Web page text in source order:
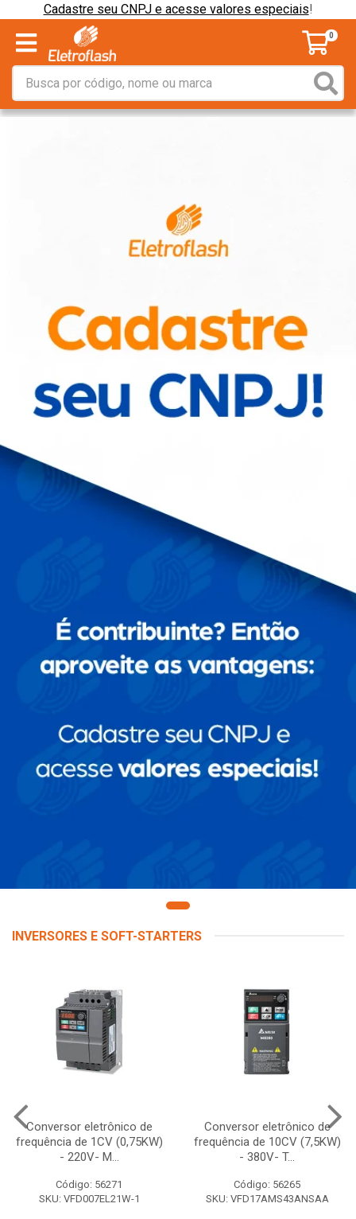
Cadastre seu CNPJ e acesse valores especiais!
0
INVERSORES E SOFT-STARTERS
Conversor eletrônico de
frequência de 1CV (0,75KW)
- 220V- M...
Código: 56271
SKU: VFD007EL21W-1
Conversor eletrônico de
frequência de 10CV (7,5KW)
- 380V- T...
Código: 56265
SKU: VFD17AMS43ANSAA